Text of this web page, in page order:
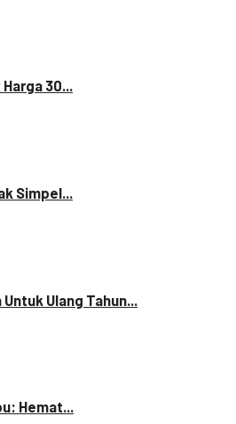
30...
Simpel...
Ulang Tahun...
Hemat...